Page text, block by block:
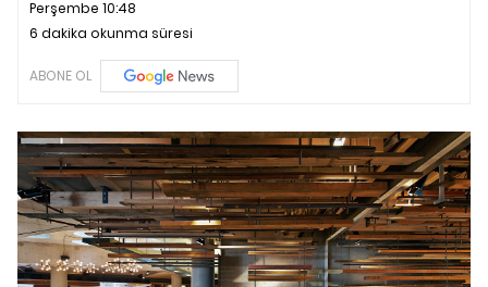
Perşembe 10:48
6 dakika okunma süresi
ABONE OL